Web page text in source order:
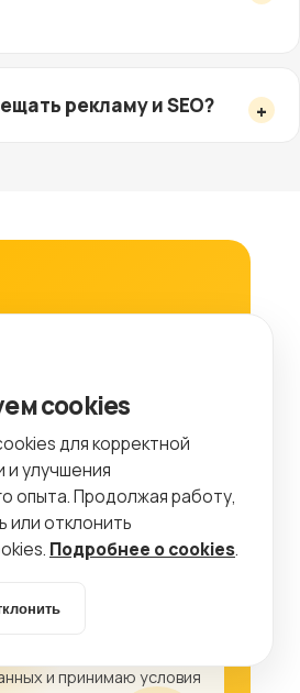
рекламу и SEO?
работ
мы покажем, какие
эффект именно
lab.ru
и принимаю условия
cookies
для корректной
и улучшения
опыта. Продолжая работу,
или отклонить
Подробнее о cookies.